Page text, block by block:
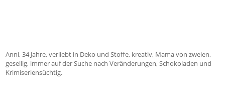
Anni, 34 Jahre, verliebt in Deko und Stoffe, kreativ, Mama von zweien,
gesellig, immer auf der Suche nach Veränderungen, Schokoladen und
Krimiseriensüchtig.